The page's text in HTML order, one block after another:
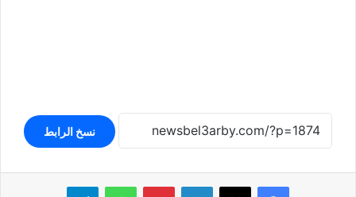
نسخ الرابط
لينكدإن بينتيريستواتساب تيلقرام